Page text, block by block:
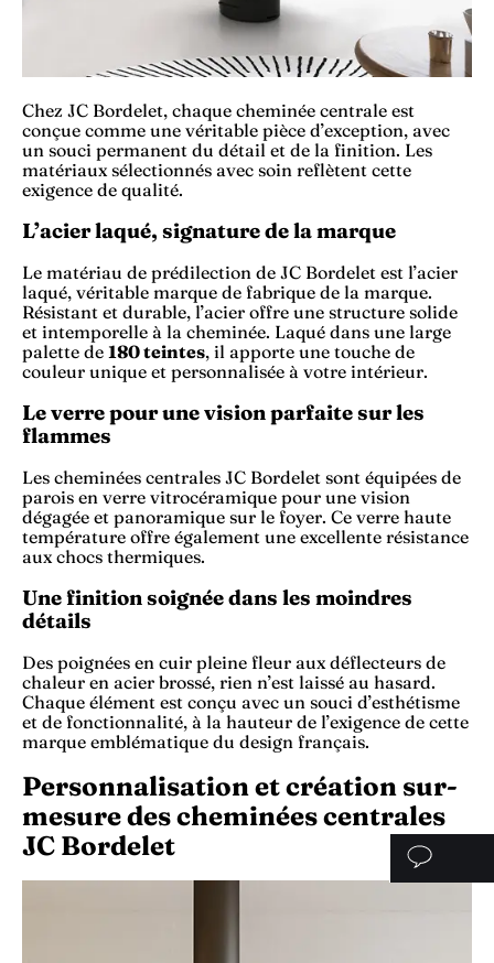
Chez JC Bordelet, chaque cheminée centrale est
conçue comme une véritable pièce d’exception, avec
un souci permanent du détail et de la finition. Les
matériaux sélectionnés avec soin reflètent cette
exigence de qualité.
L’acier laqué, signature de la marque
Le matériau de prédilection de JC Bordelet est l’acier
laqué, véritable marque de fabrique de la marque.
Résistant et durable, l’acier offre une structure solide
et intemporelle à la cheminée. Laqué dans une large
palette de 180 teintes, il apporte une touche de
couleur unique et personnalisée à votre intérieur.
Le verre pour une vision parfaite sur les
flammes
Les cheminées centrales JC Bordelet sont équipées de
parois en verre vitrocéramique pour une vision
dégagée et panoramique sur le foyer. Ce verre haute
température offre également une excellente résistance
aux chocs thermiques.
Une finition soignée dans les moindres
détails
Des poignées en cuir pleine fleur aux déflecteurs de
chaleur en acier brossé, rien n’est laissé au hasard.
Chaque élément est conçu avec un souci d’esthétisme
et de fonctionnalité, à la hauteur de l’exigence de cette
marque emblématique du design français.
Personnalisation et création sur-
mesure des cheminées centrales
JC Bordelet